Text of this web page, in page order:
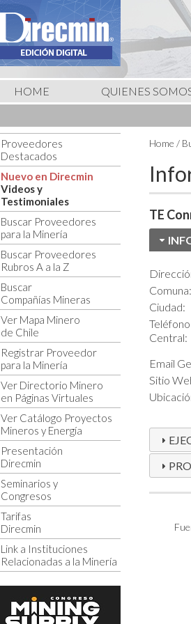
HOME QUIENES
Proveedores
Destacados
Nuevo en Direcmin
Videos y
Testimoniales
Buscar Proveedores
para la Minería
Buscar Proveedores
Rubros A a la Z
Buscar
Compañías Mineras
Ver Mapa Minero
de Chile
Registrar Proveedor
para la Minería
Ver Directorio Minero
en Páginas Virtuales
Ver Catálogo Proyectos
Mineros y Energía
Presentación
Direcmin
Seminarios y
Congresos
Tarifas
Direcmin
Link a Instituciones
Relacionadas a la Minería
Home /
TE
Comuna:
Ciudad:
Teléfono
Central:
Email
Sitio